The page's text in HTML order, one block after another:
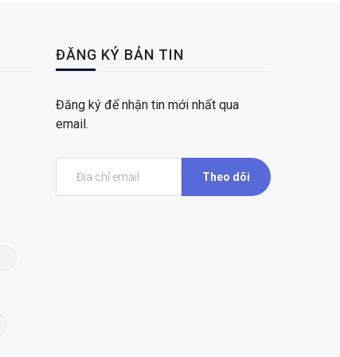
ĐĂNG KÝ BẢN TIN
Đăng ký để nhận tin mới nhất qua
email.
Theo dõi